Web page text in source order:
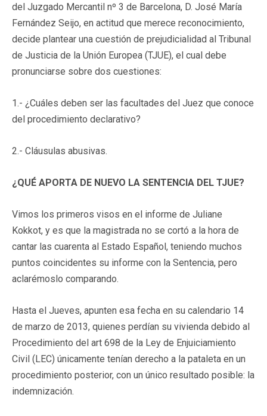
del Juzgado Mercantil nº 3 de Barcelona, D. José María
Fernández Seijo, en actitud que merece reconocimiento,
decide plantear una cuestión de prejudicialidad al Tribunal
de Justicia de la Unión Europea (TJUE), el cual debe
pronunciarse sobre dos cuestiones:
1.- ¿Cuáles deben ser las facultades del Juez que conoce
del procedimiento declarativo?
2.- Cláusulas abusivas.
¿QUÉ APORTA DE NUEVO LA SENTENCIA DEL TJUE?
Vimos los primeros visos en el informe de Juliane
Kokkot, y es que la magistrada no se cortó a la hora de
cantar las cuarenta al Estado Español, teniendo muchos
puntos coincidentes su informe con la Sentencia, pero
aclarémoslo comparando.
Hasta el Jueves, apunten esa fecha en su calendario 14
de marzo de 2013, quienes perdían su vivienda debido al
Procedimiento del art 698 de la Ley de Enjuiciamiento
Civil (LEC) únicamente tenían derecho a la pataleta en un
procedimiento posterior, con un único resultado posible: la
indemnización.